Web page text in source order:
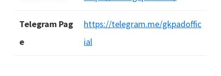
Telegram Pag
e
https://telegram.me/gkpadoffic
ial